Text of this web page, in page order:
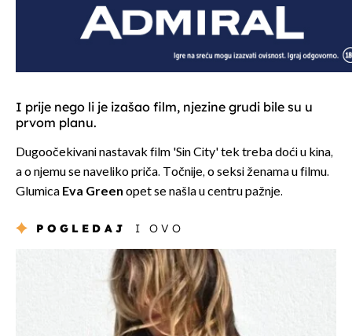
I prije nego li je izašao film, njezine grudi bile su u
prvom planu.
Dugoočekivani nastavak film 'Sin City' tek treba doći u kina,
a o njemu se naveliko priča. Točnije, o seksi ženama u filmu.
Glumica Eva Green opet se našla u centru pažnje.
POGLEDAJ I OVO